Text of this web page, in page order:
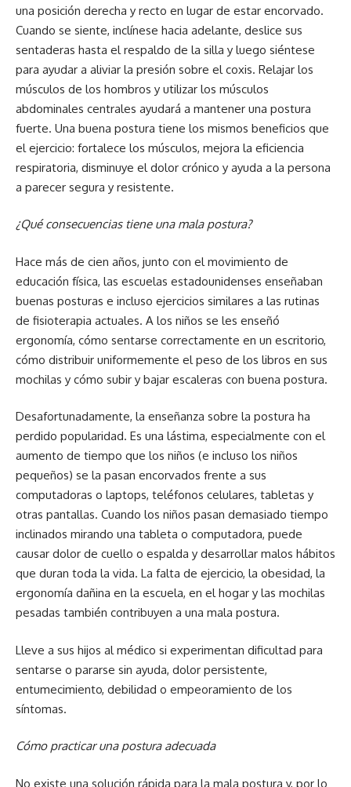
una posición derecha y recto en lugar de estar encorvado.
Cuando se siente, inclínese hacia adelante, deslice sus
sentaderas hasta el respaldo de la silla y luego siéntese
para ayudar a aliviar la presión sobre el coxis. Relajar los
músculos de los hombros y utilizar los músculos
abdominales centrales ayudará a mantener una postura
fuerte. Una buena postura tiene los mismos beneficios que
el ejercicio: fortalece los músculos, mejora la eficiencia
respiratoria, disminuye el dolor crónico y ayuda a la persona
a parecer segura y resistente.
¿Qué consecuencias tiene una mala postura?
Hace más de cien años, junto con el movimiento de
educación física, las escuelas estadounidenses enseñaban
buenas posturas e incluso ejercicios similares a las rutinas
de fisioterapia actuales. A los niños se les enseñó
ergonomía, cómo sentarse correctamente en un escritorio,
cómo distribuir uniformemente el peso de los libros en sus
mochilas y cómo subir y bajar escaleras con buena postura.
Desafortunadamente, la enseñanza sobre la postura ha
perdido popularidad. Es una lástima, especialmente con el
aumento de tiempo que los niños (e incluso los niños
pequeños) se la pasan encorvados frente a sus
computadoras o laptops, teléfonos celulares, tabletas y
otras pantallas. Cuando los niños pasan demasiado tiempo
inclinados mirando una tableta o computadora, puede
causar dolor de cuello o espalda y desarrollar malos hábitos
que duran toda la vida. La falta de ejercicio, la obesidad, la
ergonomía dañina en la escuela, en el hogar y las mochilas
pesadas también contribuyen a una mala postura.
Lleve a sus hijos al médico si experimentan dificultad para
sentarse o pararse sin ayuda, dolor persistente,
entumecimiento, debilidad o empeoramiento de los
síntomas.
Cómo practicar una postura adecuada
No existe una solución rápida para la mala postura y, por lo